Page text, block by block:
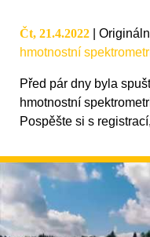
Čt, 21.4.2022
hmotnostní
Před pár dny byla
hmotnostní
Pospěšte si s